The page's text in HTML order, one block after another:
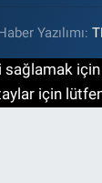
Yazılımı:
sağlamak
için lütfen